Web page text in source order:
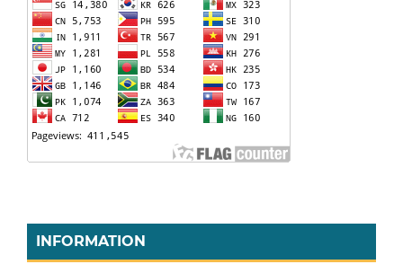
INFORMATION